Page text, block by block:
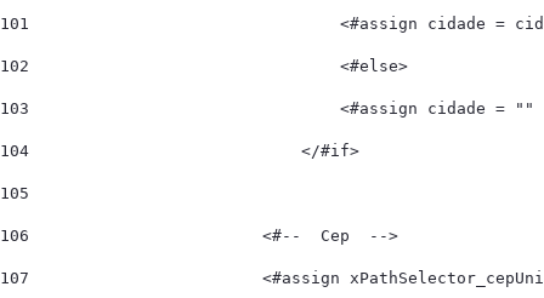
101
<#assign cidade =
102
                                <#else>
103
<#assign cidade =
104
                            </#if>
105
106
                        <#--  Cep  -->
107
<#assign